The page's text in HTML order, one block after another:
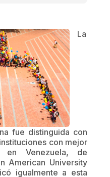
La
fue distinguida con
con mejor
en Venezuela, de
American University
igualmente a esta